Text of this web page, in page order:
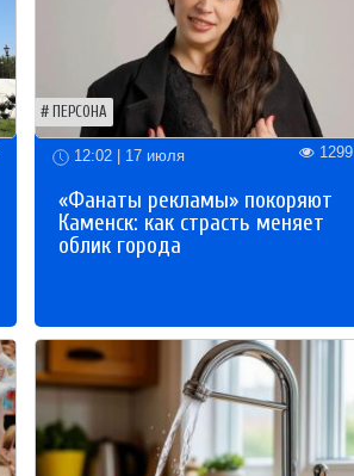
ПЕРСОНА
12:02 | 17 июля 1299
«Фанаты рекламы» покоряют
Каменск: как страсть меняет
облик города